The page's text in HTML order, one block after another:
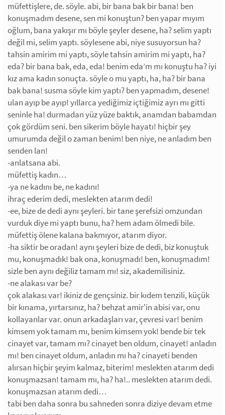
müfettişlere, de. söyle. abi, bir bana bak bir bana! ben
konuşmadım desene, sen mi konuştun? ben yapar mıyım
oğlum, bana yakışır mı böyle şeyler desene, ha? selim yaptı
değil mi, selim yaptı. söylesene abi, niye susuyorsun ha?
tahsin amirim mi yaptı, söyle tahsin amirim mi yaptı, ha?
eda? bir bana bak, eda, eda! benim eda’m mı konuştu ha? iyi
kız ama kadın sonuçta. söyle o mu yaptı, ha, ha? bir bana
bak bana! susma söyle kim yaptı? ben yapmadım, desene!
ulan ayıp be ayıp! yıllarca yediğimiz içtiğimiz ayrı mı gitti
seninle ha! durmadan yüz yüze baktık, anamdan babamdan
çok gördüm seni. ben sikerim böyle hayatı! hiçbir şey
umurumda değil o zaman benim! ben niye, ne anladım ben
senden lan!
-anlatsana abi.
müfettiş kadın…
-ya ne kadını be, ne kadını!
ihraç ederim dedi, meslekten atarım dedi!
-ee, bize de dedi aynı şeyleri. bir tane şerefsizi omzundan
vurduk diye mi yaptı bunu, ha? hem adam ölmedi bile.
müfettiş ölene kalana bakmıyor, atarım diyor.
-ha siktir be oradan! aynı şeyleri bize de dedi, biz konuştuk
mu, konuşmadık! bak ona, konuşmadı! ben, konuşmadım!
sizle ben aynı değiliz tamam mı! siz, akademilisiniz.
-ne alakası var be?
çok alakası var! ikiniz de gençsiniz. bir kıdem tenzili, küçük
bir kınama, yırtarsınız, ha? behzat amir'in abisi var, onu
kollayanlar var. onun arkadaşları var, çevresi var! benim
kimsem yok tamam mı, benim kimsem yok! bende bir tek
cinayet var, tamam mı? cinayet ben oldum, cinayet! anladın
mı! ben cinayet oldum, anladın mı ha? cinayeti benden
alırsan hiçbir şeyim kalmaz, biterim! meslekten atarım dedi
konuşmazsan! tamam mı, ha? ha!.. meslekten atarım dedi.
konuşmazsan atarım dedi…
tabi ben daha sonra bu sahneden sonra diziye devam etme